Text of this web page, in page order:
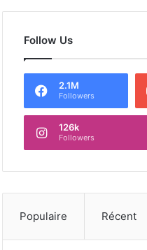
Follow Us
2.1M
Followers
126k
Followers
Populaire Récent